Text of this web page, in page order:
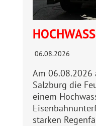
06.08.2026
Am 06.08.2026
Salzburg die
einem
starken